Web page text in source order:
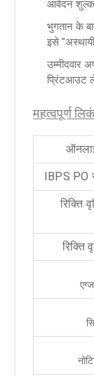
आवेदन शुल्क
भुगतान के
इसे
उम्मीदवार
प्रिंटआउट
महत्वपूर्ण
IBPS PO
रिक्ति
रिक्ति